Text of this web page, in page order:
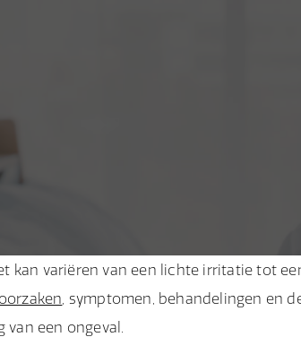
kan variëren van een lichte irritatie tot
oorzaken, symptomen, behandelingen en
een ongeval.